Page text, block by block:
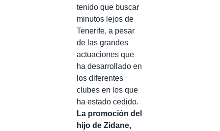
tenido que buscar
minutos lejos de
Tenerife, a pesar
de las grandes
actuaciones que
ha desarrollado en
los diferentes
clubes en los que
ha estado cedido.
La promoción del
hijo de Zidane,